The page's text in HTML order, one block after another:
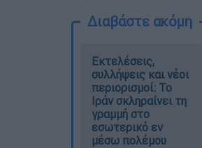
Διαβάστε ακόμη
Εκτελέσεις,
συλλήψεις και νέοι
περιορισμοί: Το
Ιράν σκληραίνει τη
γραμμή στο
εσωτερικό εν
μέσω πολέμου